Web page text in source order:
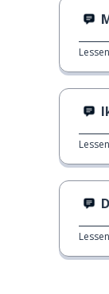
Lessen
Lessen
Lessen